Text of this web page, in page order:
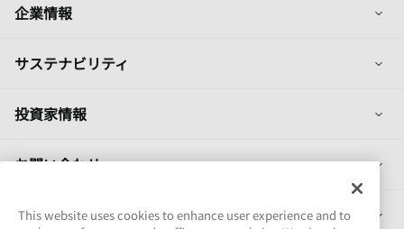
企業情報 列
サステナビリティ 列
投資家情報 列
お問い合わせ 列
製品情報 列
This website uses cookies to enhance user experience and to